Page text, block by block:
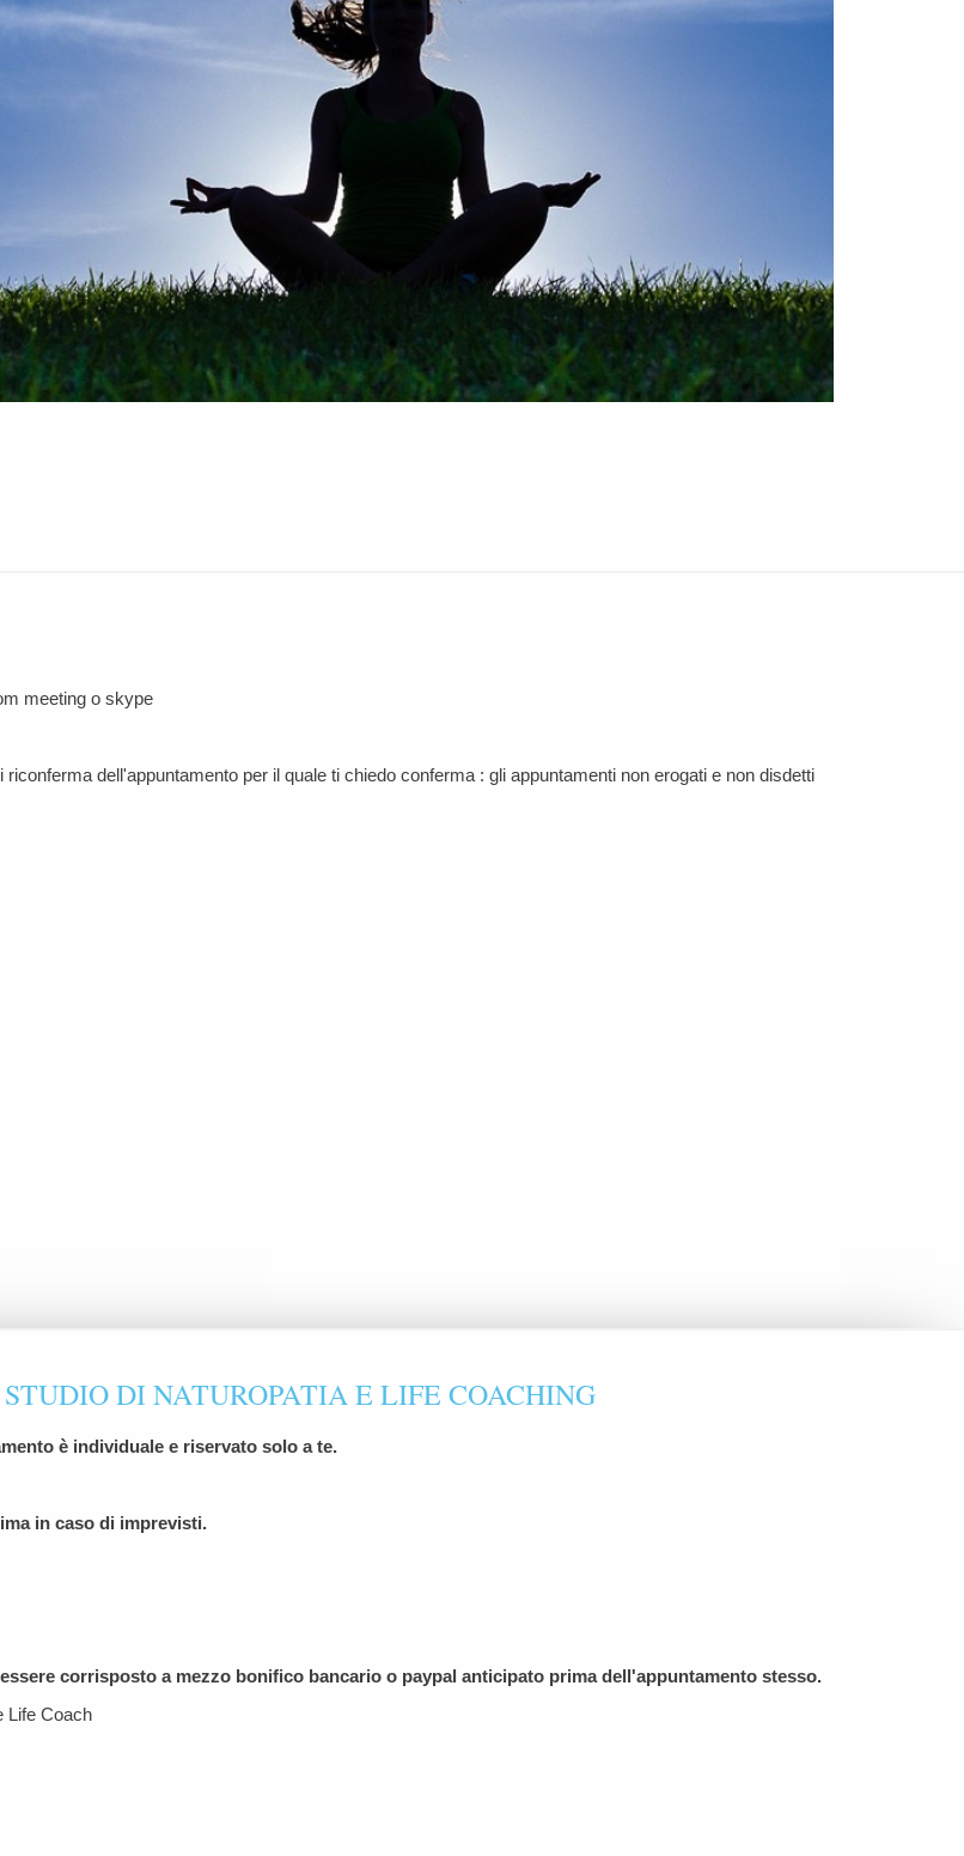
meeting o skype
dell'appuntamento per il quale ti chiedo conferma : gli appuntamenti non erogati e non disdetti
DI NATUROPATIA E LIFE COACHING
è individuale e riservato solo a te.
in caso di imprevisti.
corrisposto a mezzo bonifico bancario o paypal anticipato prima dell'appuntamento stesso.
Life Coach